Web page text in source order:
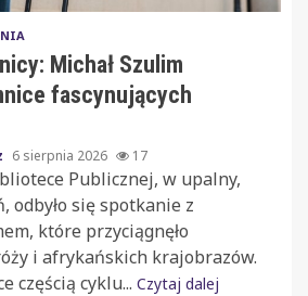
Michał Szulim
fascynujących
6 sierpnia 2026 17
Publicznej, w upalny,
odbyło się spotkanie z
które przyciągnęło
i afrykańskich krajobrazów.
częścią cyklu... Czytaj dalej